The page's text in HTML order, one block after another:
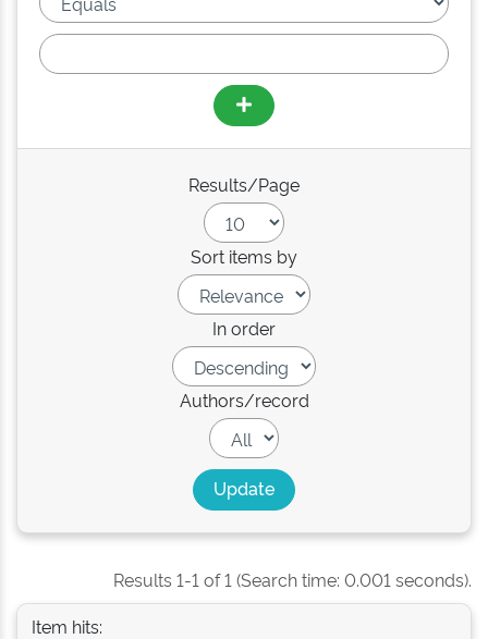
Results/Page
Sort items by
In order
Authors/record
Results 1-1 of 1 (Search time: 0.001 seconds).
Item hits: